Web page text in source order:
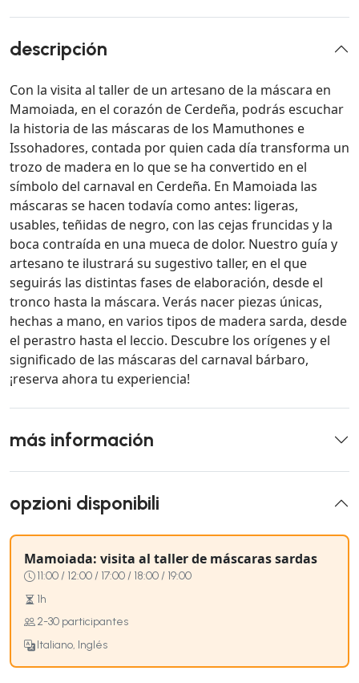
descripción
Con la visita al taller de un artesano de la máscara en
Mamoiada, en el corazón de Cerdeña, podrás escuchar
la historia de las máscaras de los Mamuthones e
Issohadores, contada por quien cada día transforma un
trozo de madera en lo que se ha convertido en el
símbolo del carnaval en Cerdeña. En Mamoiada las
máscaras se hacen todavía como antes: ligeras,
usables, teñidas de negro, con las cejas fruncidas y la
boca contraída en una mueca de dolor. Nuestro guía y
artesano te ilustrará su sugestivo taller, en el que
seguirás las distintas fases de elaboración, desde el
tronco hasta la máscara. Verás nacer piezas únicas,
hechas a mano, en varios tipos de madera sarda, desde
el perastro hasta el leccio. Descubre los orígenes y el
significado de las máscaras del carnaval bárbaro,
¡reserva ahora tu experiencia!
más información
opzioni disponibili
Mamoiada: visita al taller de máscaras sardas
11:00 / 12:00 / 17:00 / 18:00 / 19:00
1h
2-30 participantes
Italiano, Inglés